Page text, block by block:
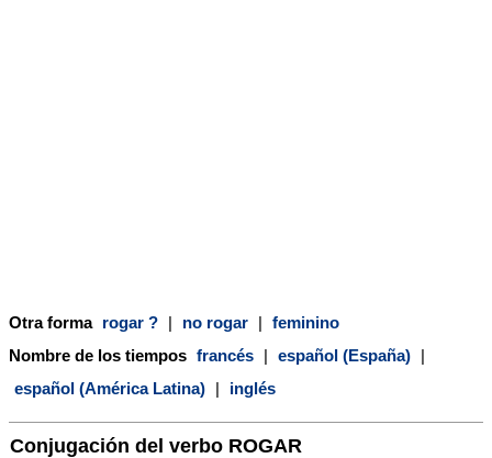
Otra forma rogar ? | no rogar | feminino
Nombre de los tiempos francés | español (España) |
español (América Latina) | inglés
Conjugación del verbo ROGAR